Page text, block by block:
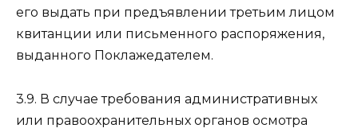
его выдать при предъявлении третьим лицом
квитанции или письменного распоряжения,
выданного Поклажедателем.
3.9. В случае требования административных
или правоохранительных органов осмотра